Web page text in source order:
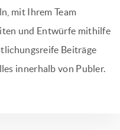
mit Ihrem Team
und Entwürfe mithilfe
Beiträge
innerhalb von Publer.